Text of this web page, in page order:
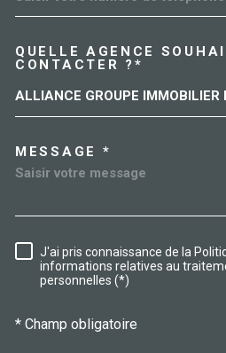
QUELLE AGENCE
CONTACTER ?*
ALLIANCE GROUPE IMMOBILIER
MESSAGE *
J'ai pris connaissance de la
informations relatives au
personnelles (*)
* Champ obligatoire